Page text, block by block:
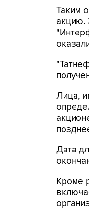
Таким
акцию.
Лица,
Дата
Кроме